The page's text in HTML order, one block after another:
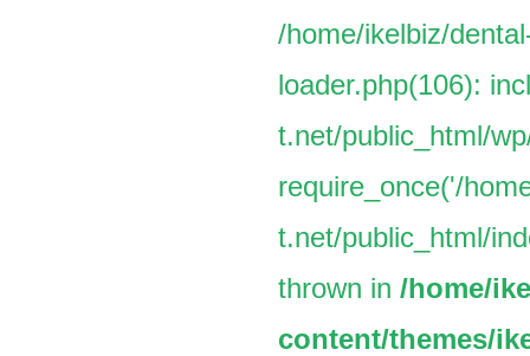
/home/ikelbiz/
loader.php(106):
t.net/public_html/
require_once('/
t.net/public_html/
thrown in /home/
content/themes/